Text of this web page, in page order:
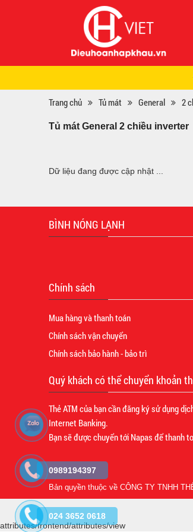
Trang chủ Tủ mát General 2
Tủ mát General 2 chiều inverter
Dữ liệu đang được cập nhật ...
BÌNH NÓNG LẠNH
Chính sách
Mua hàng và thanh toán
Chính sách vận chuyển
Chính sách bảo hành - bảo trì
Quý khách có thể chuyển khoản
Thẻ ATM của bạn cần đăng ký sử dụng
Internet Banking.
Bạn sẽ được chuyển tới Napas để thanh
Bản quyền thuộc về CÔNG TY TNHH
0989194397
024 3652 0618
attributes/frontend/attributes/view